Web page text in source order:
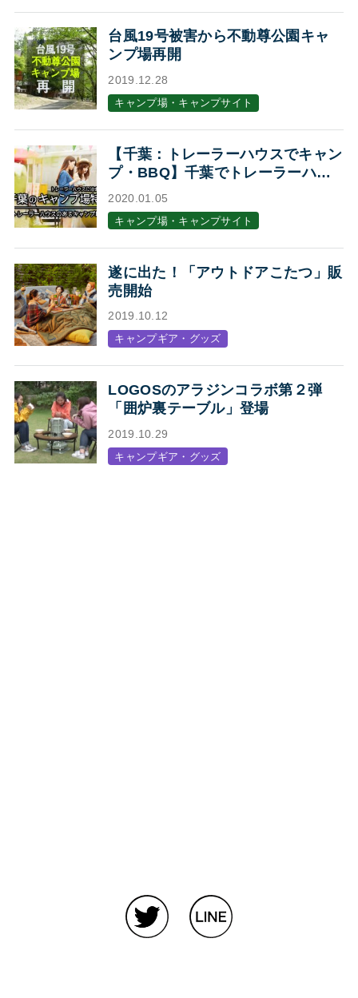
台風19号被害から不動尊公園キャ
ンプ場再開
2019.12.28
キャンプ場・キャンプサイト
【千葉：トレーラーハウスでキャン
プ・BBQ】千葉でトレーラーハウ
スに泊まれるキャンプ場・BBQ場7
選
2020.01.05
キャンプ場・キャンプサイト
遂に出た！「アウトドアこたつ」販
売開始
2019.10.12
キャンプギア・グッズ
LOGOSのアラジンコラボ第２弾
「囲炉裏テーブル」登場
2019.10.29
キャンプギア・グッズ